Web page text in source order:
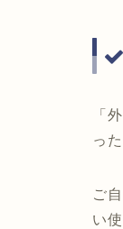
「
っ
ご
い